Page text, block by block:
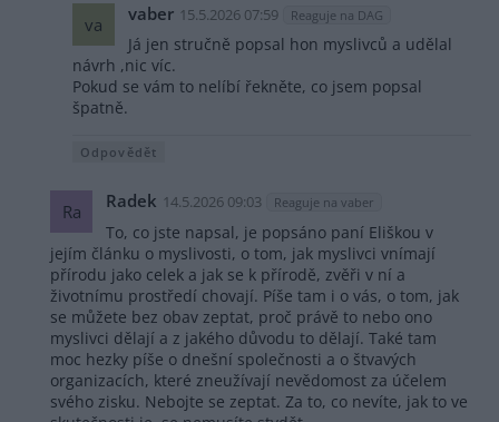
va vaber 15.5.2026 07:59 Reaguje na DAG
Já jen stručně popsal hon myslivců a udělal
návrh ,nic víc.
Pokud se vám to nelíbí řekněte, co jsem popsal
špatně.
Odpovědět
Ra Radek 14.5.2026 09:03 Reaguje na vaber
To, co jste napsal, je popsáno paní Eliškou v
jejím článku o myslivosti, o tom, jak myslivci vnímají
přírodu jako celek a jak se k přírodě, zvěři v ní a
životnímu prostředí chovají. Píše tam i o vás, o tom, jak
se můžete bez obav zeptat, proč právě to nebo ono
myslivci dělají a z jakého důvodu to dělají. Také tam
moc hezky píše o dnešní společnosti a o štvavých
organizacích, které zneužívají nevědomost za účelem
svého zisku. Nebojte se zeptat. Za to, co nevíte, jak to ve